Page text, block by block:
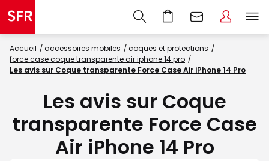
Accueil accessoires mobiles
coques et protections
force case coque transparente air iphone 14 pro
Les avis sur Coque transparente Force Case Air iPhone 14 Pro
Les avis sur Coque
transparente Force Case
Air iPhone 14 Pro